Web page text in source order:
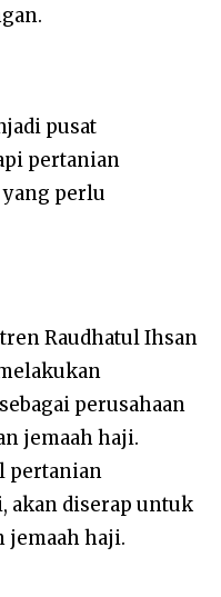
pusat
pertanian
perlu
Raudhatul Ihsan
perusahaan
jemaah haji.
pertanian
akan diserap untuk
jemaah haji.